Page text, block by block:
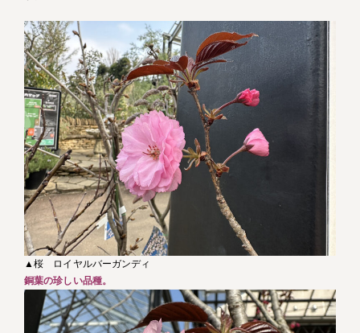
▲桜 ロイヤルバーガンディ
銅葉の珍しい品種。